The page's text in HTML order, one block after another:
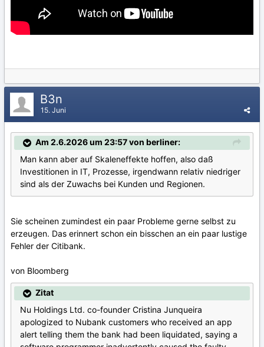
B3n
15. Juni
Am 2.6.2026 um 23:57 von berliner:
Man kann aber auf Skaleneffekte hoffen, also daß
Investitionen in IT, Prozesse, irgendwann relativ niedriger
sind als der Zuwachs bei Kunden und Regionen.
Sie scheinen zumindest ein paar Probleme gerne selbst zu
erzeugen. Das erinnert schon ein bisschen an ein paar lustige
Fehler der Citibank.
von Bloomberg
Zitat
Nu Holdings Ltd. co-founder Cristina Junqueira
apologized to Nubank customers who received an app
alert telling them the bank had been liquidated, saying a